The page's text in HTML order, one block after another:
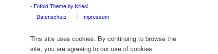
- Enfold Theme by Kriesi
Datenschutz
Impressum
This site uses cookies. By continuing to browse the
site, you are agreeing to our use of cookies.